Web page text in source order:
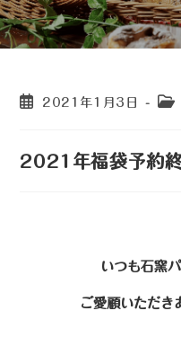
2021年1月3日
2021年福袋予約
いつも石窯
ご愛顧いただき